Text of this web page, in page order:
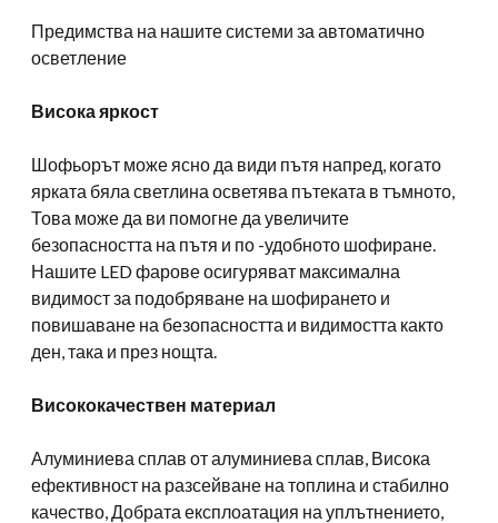
Предимства на нашите системи за автоматично
осветление
Висока яркост
Шофьорът може ясно да види пътя напред, когато
ярката бяла светлина осветява пътеката в тъмното,
Това може да ви помогне да увеличите
безопасността на пътя и по -удобното шофиране.
Нашите LED фарове осигуряват максимална
видимост за подобряване на шофирането и
повишаване на безопасността и видимостта както
ден, така и през нощта.
Висококачествен материал
Алуминиева сплав от алуминиева сплав, Висока
ефективност на разсейване на топлина и стабилно
качество, Добрата експлоатация на уплътнението,